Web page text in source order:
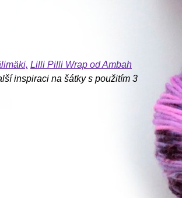
Lilli Pilli Wrap od Ambah
inspiraci na šátky s použitím 3